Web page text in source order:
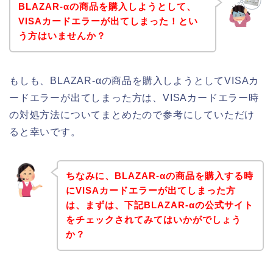
BLAZAR-αの商品を購入しようとして、
VISAカードエラーが出てしまった！とい
う方はいませんか？
もしも、BLAZAR-αの商品を購入しようとしてVISAカ
ードエラーが出てしまった方は、VISAカードエラー時
の対処方法についてまとめたので参考にしていただけ
ると幸いです。
ちなみに、BLAZAR-αの商品を購入する時
にVISAカードエラーが出てしまった方
は、まずは、下記BLAZAR-αの公式サイト
をチェックされてみてはいかがでしょう
か？